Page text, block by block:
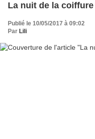
La nuit de la coiffure
Publié le 10/05/2017 à 09:02
Par Lili